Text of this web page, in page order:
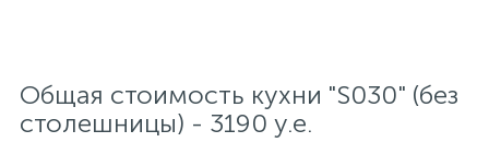
Общая стоимость кухни "S030" (без
столешницы) - 3190 у.е.